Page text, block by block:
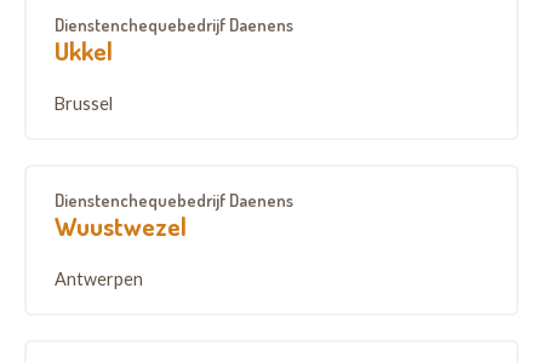
Dienstenchequebedrijf Daenens
Ukkel
Brussel
Dienstenchequebedrijf Daenens
Wuustwezel
Antwerpen